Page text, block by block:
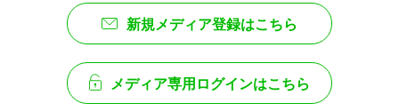
新規メディア登録はこちら
メディア専用ログインはこちら